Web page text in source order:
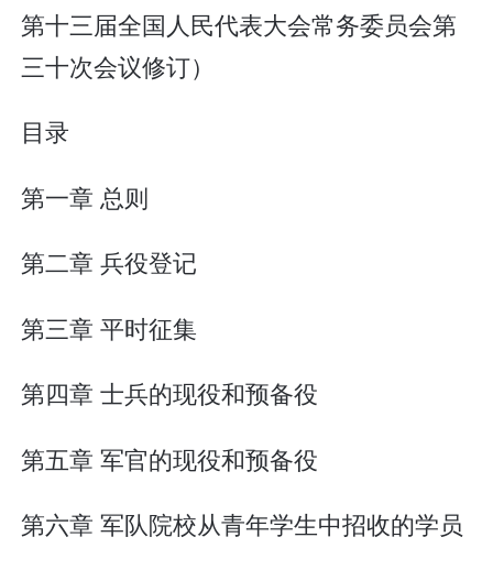
第十三届全国人民代表大会常务委员会第
三十次会议修订）
目录
第一章 总则
第二章 兵役登记
第三章 平时征集
第四章 士兵的现役和预备役
第五章 军官的现役和预备役
第六章 军队院校从青年学生中招收的学员